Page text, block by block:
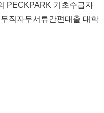
PECKPARK 기초수급자
직자무서류간편대출 대학